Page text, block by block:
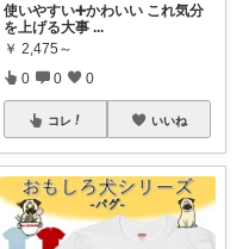
使いやすい➕かわいい これ気分
を上げる大事 ...
￥ 2,475～
0 0 0
コレ いいね